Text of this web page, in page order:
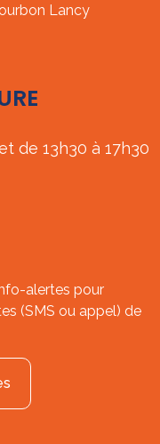
Lancy
de 13h30 à 17h30
alertes pour
(SMS ou appel) de